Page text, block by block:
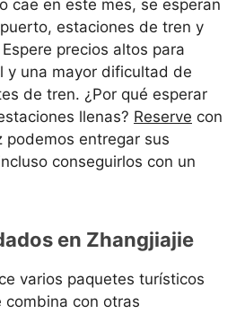
cae en este mes, se esperan
estaciones de tren y
precios altos para
y una mayor dificultad de
de tren. ¿Por qué esperar
llenas? Reserve con
podemos entregar sus
conseguirlos con un
en Zhangjiajie
varios paquetes turísticos
combina con otras